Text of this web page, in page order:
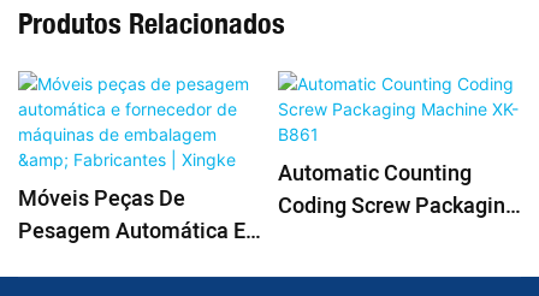
Produtos Relacionados
Móveis Peças De
Pesagem Automática E
Automatic Counting
Coding Screw Packaging